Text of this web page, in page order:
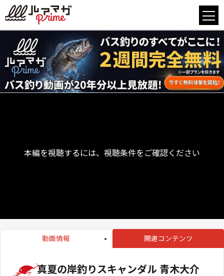
本編を視聴するには、視聴条件をご確認ください
動画情報 関連コンテンツ
真夏の岸釣りスキャンダル 青木大介